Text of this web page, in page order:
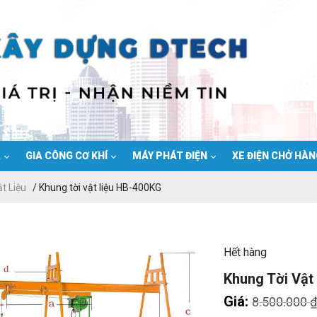
GIA CÔNG CƠ KHÍ MÁY PHÁT ĐIỆN XE ĐIỆN CHỞ
Liệu / Khung tời vật liệu HB-400KG
Khung Tời
Giá: 8.500.000₫
Hết hàng